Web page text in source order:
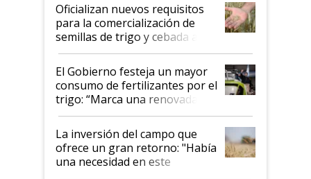
Oficializan nuevos requisitos
para la comercialización de
semillas de trigo y cebada a
granel
El Gobierno festeja un mayor
consumo de fertilizantes por el
trigo: “Marca una renovada
confianza de los productores”
La inversión del campo que
ofrece un gran retorno: "Había
una necesidad en este